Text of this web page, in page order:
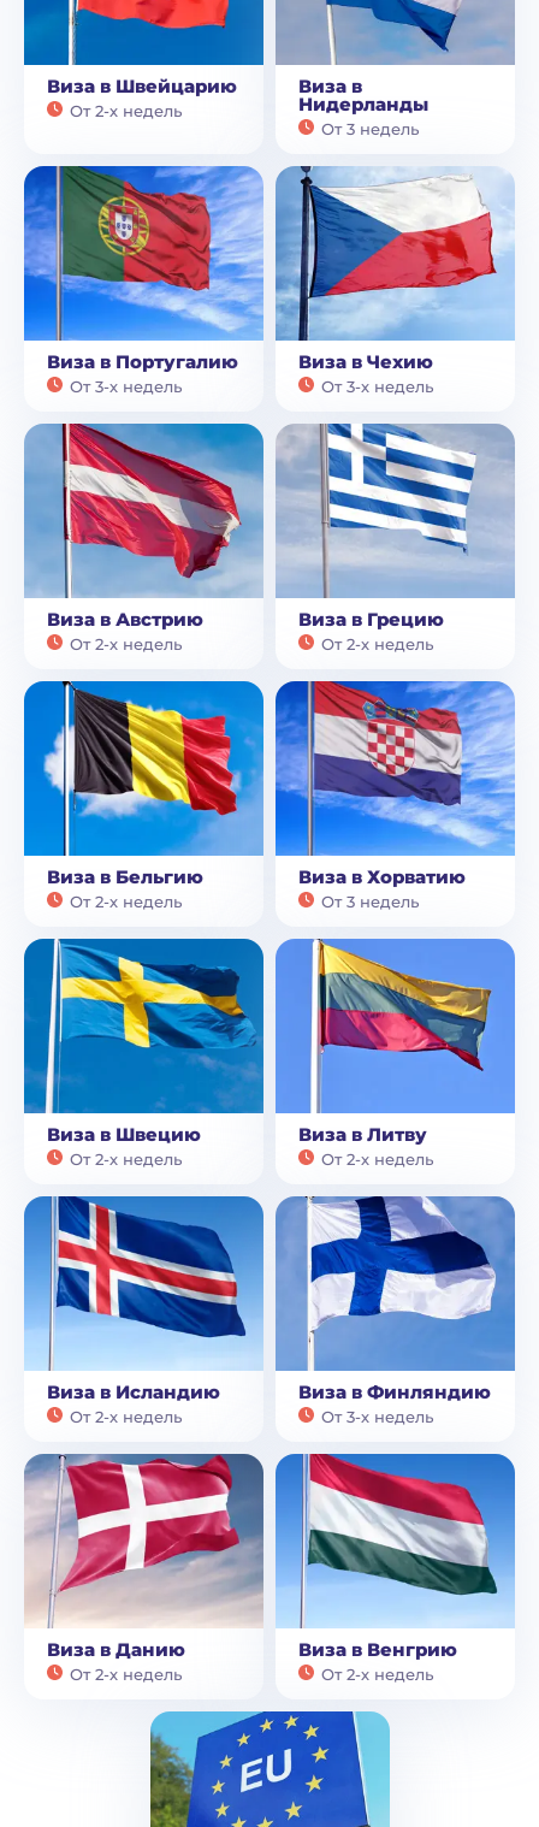
Виза в Швейцарию
От 2-х недель
Виза в
Нидерланды
От 3 недель
Виза в Португалию
От 3-х недель
Виза в Чехию
От 3-х недель
Виза в Австрию
От 2-х недель
Виза в Грецию
От 2-х недель
Виза в Бельгию
От 2-х недель
Виза в Хорватию
От 3 недель
Виза в Швецию
От 2-х недель
Виза в Литву
От 2-х недель
Виза в Исландию
От 2-х недель
Виза в Финляндию
От 3-х недель
Виза в Данию
От 2-х недель
Виза в Венгрию
От 2-х недель